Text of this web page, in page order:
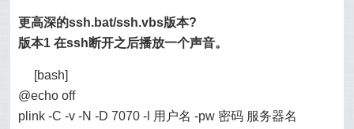
更高深的ssh.bat/ssh.vbs版本?
版本1 在ssh断开之后播放一个声音。
[bash]
@echo off
plink -C -v -N -D 7070 -l 用户名 -pw 密码 服务器名